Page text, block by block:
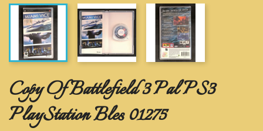
Copy Of Battlefield 3 Pal PS3
PlayStation Bles 01275